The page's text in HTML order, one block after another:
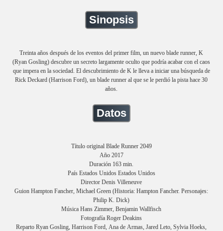
Sinopsis
Treinta años después de los eventos del primer film, un nuevo blade runner, K
(Ryan Gosling) descubre un secreto largamente oculto que podría acabar con el caos
que impera en la sociedad. El descubrimiento de K le lleva a iniciar una búsqueda de
Rick Deckard (Harrison Ford), un blade runner al que se le perdió la pista hace 30
años.
Datos
Título original Blade Runner 2049
Año 2017
Duración 163 min.
País Estados Unidos Estados Unidos
Director Denis Villeneuve
Guion Hampton Fancher, Michael Green (Historia: Hampton Fancher. Personajes:
Philip K. Dick)
Música Hans Zimmer, Benjamin Wallfisch
Fotografía Roger Deakins
Reparto Ryan Gosling, Harrison Ford, Ana de Armas, Jared Leto, Sylvia Hoeks,